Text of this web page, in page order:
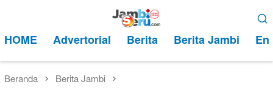
kontenMobile
HOME Advertorial Berita Berita Jambi
Beranda Berita Jambi